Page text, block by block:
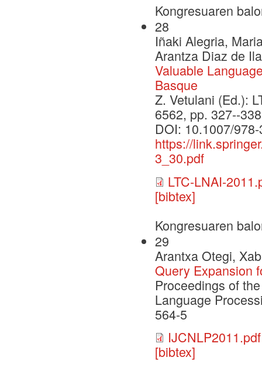
Kongresuaren
28
Iñaki Alegria,
Arantza Diaz de
Valuable
Basque
Z. Vetulani (Ed.):
6562, pp. 327--
DOI: 10.1007/
https://
3_30.pdf
LTC-LNAI-
[bibtex]
Kongresuaren
29
Arantxa Otegi,
Query Expansion
Proceedings of
Language
564-5
IJCNLP2011.pdf
[bibtex]